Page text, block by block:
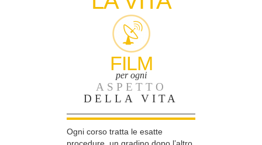
FILM
per ogni
ASPETTO
DELLA VITA
Ogni corso tratta le esatte
procedure, un gradino dopo l’altro,